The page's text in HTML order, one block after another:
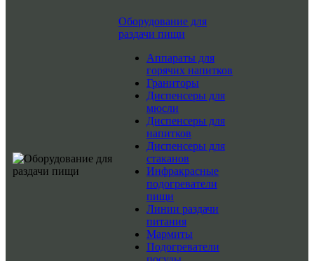
Оборудование для
раздачи пищи
Аппараты для
горячих напитков
Граниторы
Диспенсеры для
мюсли
Диспенсеры для
напитков
Диспенсеры для
стаканов
Инфракрасные
подогреватели
пищи
Линии раздачи
питания
Мармиты
Подогреватели